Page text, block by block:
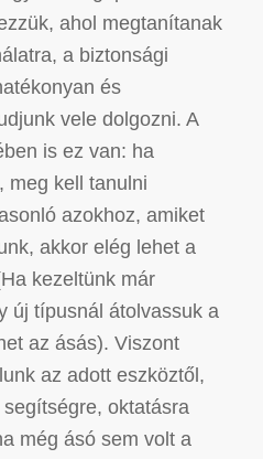
ahol megtanítanak
a biztonsági
és
vele dolgozni. A
is ez van: ha
meg kell tanulni
azokhoz, amiket
akkor elég lehet a
kezeltünk már
új típusnál átolvassuk a
az ásás). Viszont
az adott eszköztől,
oktatásra
még ásó sem volt a